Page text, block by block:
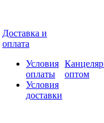
Доставка и
оплата
Условия
оплаты
Условия
доставки
оптом